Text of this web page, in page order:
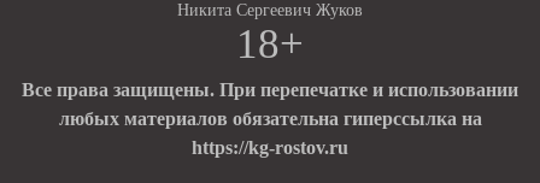
Никита Сергеевич Жуков
18+
Все права защищены. При перепечатке и использовании
любых материалов обязательна гиперссылка на
https://kg-rostov.ru